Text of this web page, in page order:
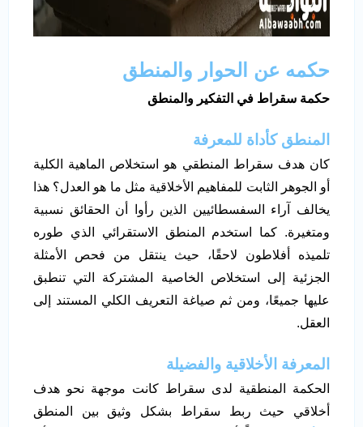
حكمه عن الحوار والمنطق
حكمة سقراط في التفكير والمنطق
المنطق كأداة للمعرفة
كان هدف سقراط المنطقي هو استخلاص الماهية الكلية
أو الجوهر الثابت للمفاهيم الأخلاقية مثل ما هو العدل؟ هذا
يخالف آراء السفسطائيين الذين رأوا أن الحقائق نسبية
ومتغيرة. كما استخدم المنطق الاستقرائي الذي طوره
تلميذه أفلاطون لاحقًا، حيث ينتقل من فحص الأمثلة
الجزئية إلى استخلاص الخاصية المشتركة التي تنطبق
عليها جميعًا، ومن ثم صياغة التعريف الكلي المستند إلى
العقل.
المعرفة الأخلاقية والفضيلة
الحكمة المنطقية لدى سقراط كانت موجهة نحو هدف
أخلاقي حيث ربط سقراط بشكل وثيق بين المنطق